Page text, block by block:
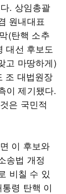
. 상임총괄
원내대표
(탄핵 소추
대선 후보도
고 마땅하게)
조 대법원장
이 제기됐다.
은 국민적
이 후보와
송법 개정
비칠 수 있
령 탄핵 이